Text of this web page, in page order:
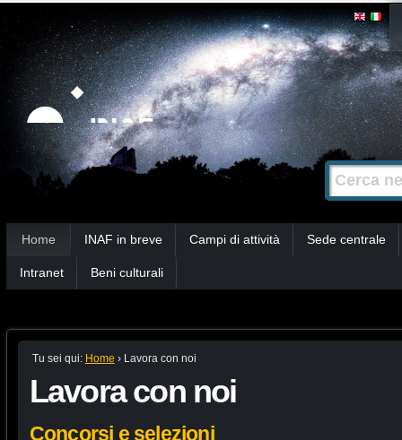
Strumenti
personali
Salta
contenuti.
|
Salta
alla
navigazione
Cerca nel
Ricerca
avanzata…
Home INAF in breve Campi di attività Sede centrale
Intranet Beni culturali
Tu sei qui: Home › Lavora con noi
Lavora con noi
Concorsi e selezioni